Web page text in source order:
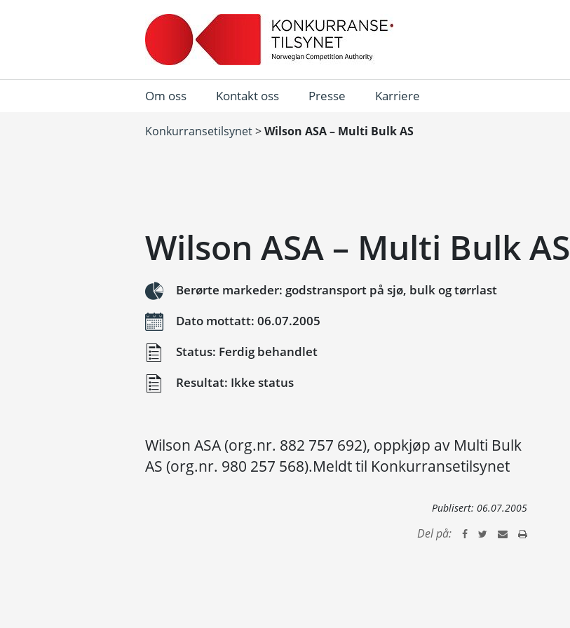
Om oss Kontakt oss Presse Karriere
Konkurransetilsynet>Wilson ASA – Multi Bulk AS
Wilson ASA – Multi Bulk AS
Berørte markeder: godstransport på sjø, bulk og tørrlast
Dato mottatt: 06.07.2005
Status: Ferdig behandlet
Resultat: Ikke status
Wilson ASA (org.nr. 882 757 692), oppkjøp av Multi Bulk
AS (org.nr. 980 257 568).Meldt til Konkurransetilsynet
Publisert: 06.07.2005
Del på: